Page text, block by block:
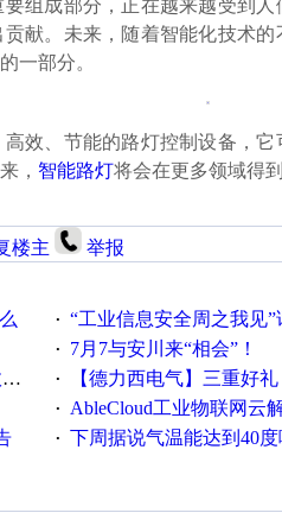
组成部分，正在越来越受到
献。未来，随着智能化技术
一部分。
效、节能的路灯控制设备，
， 智能路灯将会在更多领域得
楼主 举报
· “工业信息安全周之我见”话题互动获奖名
· 7月7与安川来“相会”！
· 【德力西电气】三重好礼，玩
· AbleCloud工业物联网云解决方案
· 下周据说气温能达到40度